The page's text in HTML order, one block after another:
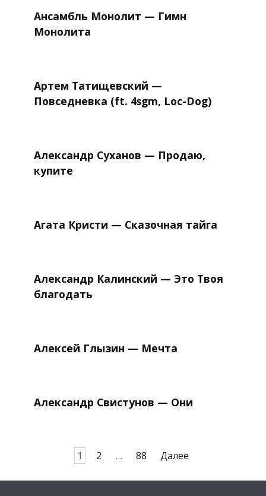
Ансамбль Монолит — Гимн
Монолита
Артем Татищевский —
Повседневка (ft. 4sgm, Loc-Dog)
Александр Суханов — Продаю,
купите
Агата Кристи — Сказочная тайга
Александр Калинский — Это Твоя
благодать
Алексей Глызин — Мечта
Александр Свистунов — Они
1 2 … 88 Далее